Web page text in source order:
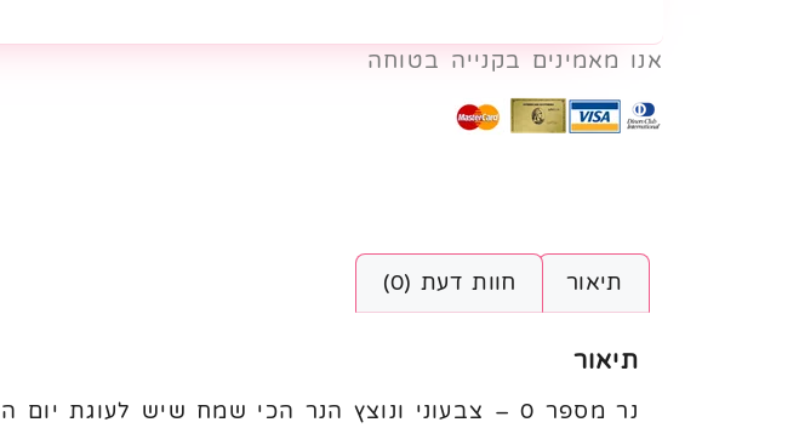
אנו מאמינים בקנייה בטוחה
תיאור חוות דעת (0)
תיאור